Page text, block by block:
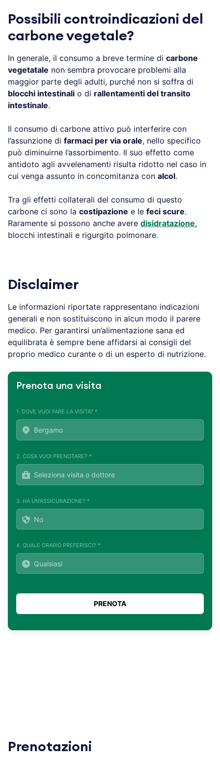
Possibili controindicazioni del
carbone vegetale?
In generale, il consumo a breve termine di carbone
vegetatale non sembra provocare problemi alla
maggior parte degli adulti, purché non si soffra di
blocchi intestinali o di rallentamenti del transito
intestinale.
Il consumo di carbone attivo può interferire con
l’assunzione di farmaci per via orale, nello specifico
può diminuirne l’assorbimento. Il suo effetto come
antidoto agli avvelenamenti risulta ridotto nel caso in
cui venga assunto in concomitanza con alcol.
Tra gli effetti collaterali del consumo di questo
carbone ci sono la costipazione e le feci scure.
Raramente si possono anche avere disidratazione,
blocchi intestinali e rigurgito polmonare.
Disclaimer
Le informazioni riportate rappresentano indicazioni
generali e non sostituiscono in alcun modo il parere
medico. Per garantirsi un’alimentazione sana ed
equilibrata è sempre bene affidarsi ai consigli del
proprio medico curante o di un esperto di nutrizione.
Prenota una visita
1. DOVE VUOI FARE LA VISITA? *
2. COSA VUOI PRENOTARE? *
3. HA UN'ASSICURAZIONE? *
4. QUALE ORARIO PREFERISCI? *
Prenotazioni